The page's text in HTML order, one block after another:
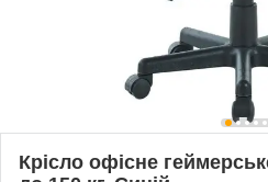
Крісло офісне